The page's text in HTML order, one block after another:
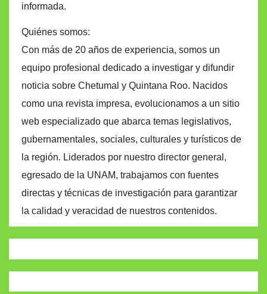
informada.
Quiénes somos:
Con más de 20 años de experiencia, somos un
equipo profesional dedicado a investigar y difundir
noticia sobre Chetumal y Quintana Roo. Nacidos
como una revista impresa, evolucionamos a un sitio
web especializado que abarca temas legislativos,
gubernamentales, sociales, culturales y turísticos de
la región. Liderados por nuestro director general,
egresado de la UNAM, trabajamos con fuentes
directas y técnicas de investigación para garantizar
la calidad y veracidad de nuestros contenidos.